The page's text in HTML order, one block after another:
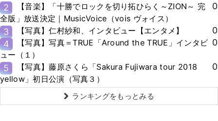
2
【音楽】「十勝でロックを切り拓ひらく～ZION～ 完
全版」放送決定｜MusicVoice（vois ヴォイス）
0
3 【写真】仁村紗和、インタビュー【エンタメ】
0
4
【写真】写真＝TRUE「Around the TRUE」インタビ
ュー（１）
0
5
【写真】藤原さくら「Sakura Fujiwara tour 2018
yellow」初日公演（写真３）
0
ランキングをもっとみる